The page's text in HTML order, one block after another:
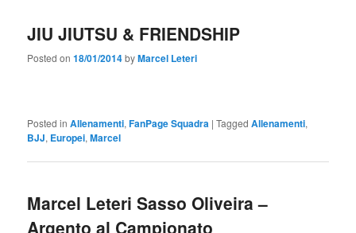
JIU JIUTSU & FRIENDSHIP
Posted on18/01/2014byMarcel Leteri
Posted in Allenamenti,FanPage Squadra |Tagged Allenamenti,
BJJ, Europei,Marcel
Marcel Leteri Sasso Oliveira –
Argento al Campionato